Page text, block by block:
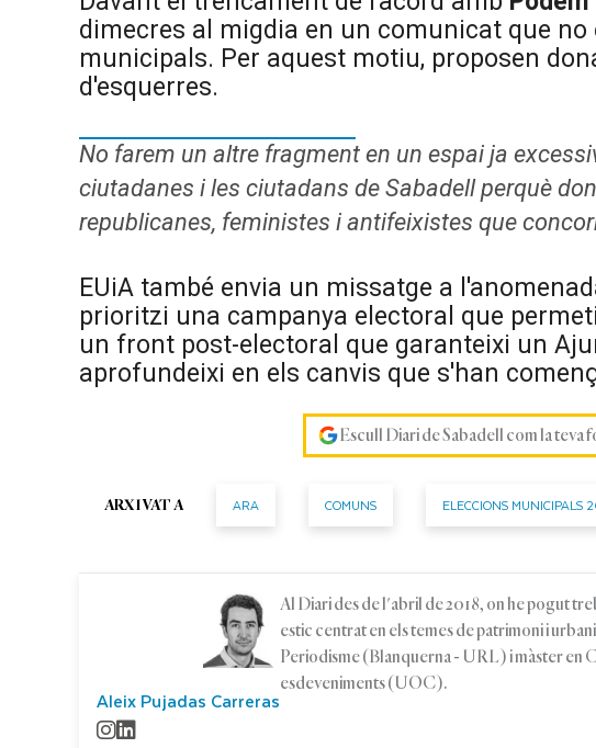
dimecres al migdia en un comunicat que
municipals. Per aquest motiu, proposen
d'esquerres.
No farem un altre fragment en un espai ja
ciutadanes i les ciutadans de Sabadell perquè
republicanes, feministes i antifeixistes que
EUiA també envia un missatge a
prioritzi una campanya electoral que
un front post-electoral que garanteixi un
aprofundeixi en els canvis que s'han
Escull Diari de Sabadell com la
ARXIVAT A ARA COMUNS ELECCIONS MUNICIPALS
Aleix Pujadas Carreras
Al Diari des de l'abril de 2018, on he pogut
estic centrat en els temes de patrimoni i
Periodisme (Blanquerna - URL) i màster en
esdeveniments (UOC).